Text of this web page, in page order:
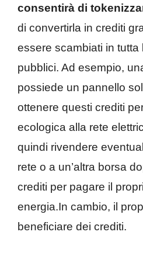
consentirà di
di convertirla in crediti
essere scambiati in tutta
pubblici. Ad esempio,
possiede un pannello
ottenere questi crediti
ecologica alla rete
quindi rivendere
rete o a un’altra borsa
crediti per pagare il
energia.In cambio, il
beneficiare dei crediti.